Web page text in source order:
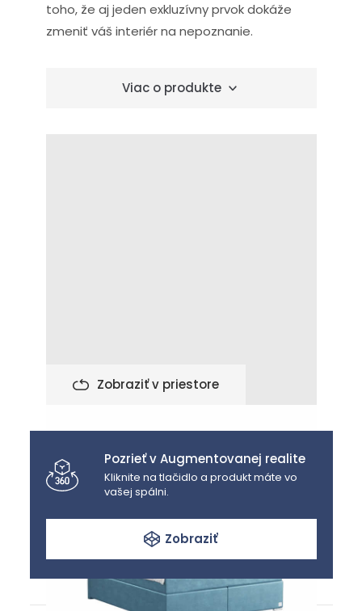
toho, že aj jeden exkluzívny prvok dokáže
zmeniť váš interiér na nepoznanie.
Viac o produkte
Zobraziť v priestore
Pozrieť v Augmentovanej realite
Kliknite na tlačidlo a produkt máte vo
vašej spálni.
Zobraziť